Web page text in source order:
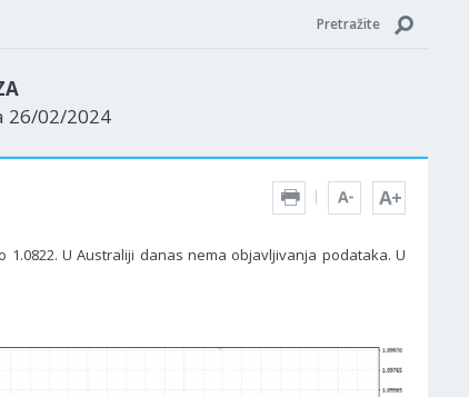
Pretražite
26/02/2024
U Australiji danas nema objavljivanja podataka. U